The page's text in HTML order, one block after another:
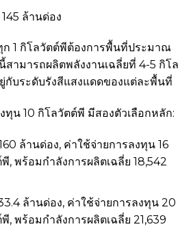
ล้านด่อง
1 กิโลวัตต์พีต้องการพื้นที่ประมาณ
สามารถผลิตพลังงานเฉลี่ยที่ 4-5 กิโล
กับระดับรังสีแสงแดดของแต่ละพื้นที่
ทุน 10 กิโลวัตต์พี มีสองตัวเลือกหลัก:
ล้านด่อง, ค่าใช้จ่ายการลงทุน 16
, พร้อมกำลังการผลิตเฉลี่ย 18,542
ล้านด่อง, ค่าใช้จ่ายการลงทุน 20
, พร้อมกำลังการผลิตเฉลี่ย 21,639